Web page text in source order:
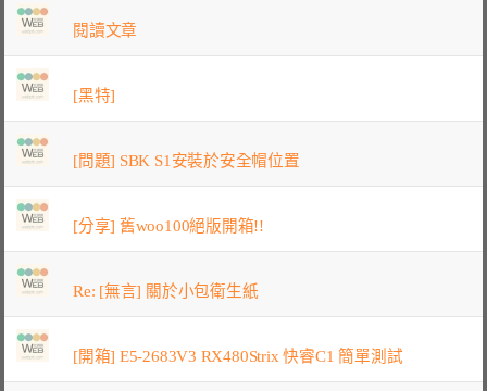
閱讀文章
[黑特]
[問題] SBK S1安裝於安全帽位置
[分享] 舊woo100絕版開箱!!
Re: [無言] 關於小包衛生紙
[開箱] E5-2683V3 RX480Strix 快睿C1 簡單測試